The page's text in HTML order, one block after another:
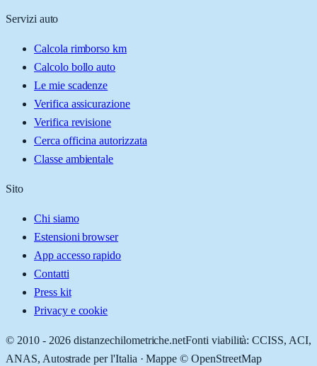
Servizi auto
Calcola rimborso km
Calcolo bollo auto
Le mie scadenze
Verifica assicurazione
Verifica revisione
Cerca officina autorizzata
Classe ambientale
Sito
Chi siamo
Estensioni browser
App accesso rapido
Contatti
Press kit
Privacy e cookie
© 2010 - 2026 distanzechilometriche.netFonti viabilità: CCISS, ACI,
ANAS, Autostrade per l'Italia · Mappe © OpenStreetMap